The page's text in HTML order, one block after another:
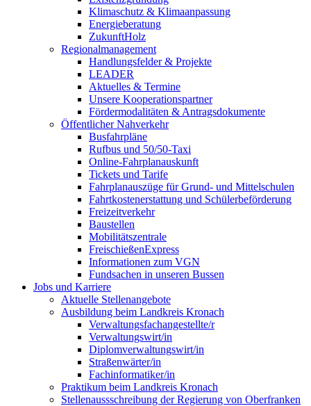
Klimaschutz & Klimaanpassung
Energieberatung
ZukunftHolz
Regionalmanagement
Handlungsfelder & Projekte
LEADER
Aktuelles & Termine
Unsere Kooperationspartner
Fördermodalitäten & Antragsdokumente
Öffentlicher Nahverkehr
Busfahrpläne
Rufbus und 50/50-Taxi
Online-Fahrplanauskunft
Tickets und Tarife
Fahrplanauszüge für Grund- und Mittelschulen
Fahrtkostenerstattung und Schülerbeförderung
Freizeitverkehr
Baustellen
Mobilitätszentrale
FreischießenExpress
Informationen zum VGN
Fundsachen in unseren Bussen
Jobs und Karriere
Aktuelle Stellenangebote
Ausbildung beim Landkreis Kronach
Verwaltungsfachangestellte/r
Verwaltungswirt/in
Diplomverwaltungswirt/in
Straßenwärter/in
Fachinformatiker/in
Praktikum beim Landkreis Kronach
Stellenaussschreibung der Regierung von Oberfranken